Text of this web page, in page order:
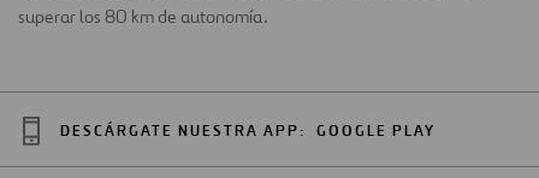
superar los 80 km de autonomía.
DESCÁRGATE NUESTRA APP: GOOGLE PLAY